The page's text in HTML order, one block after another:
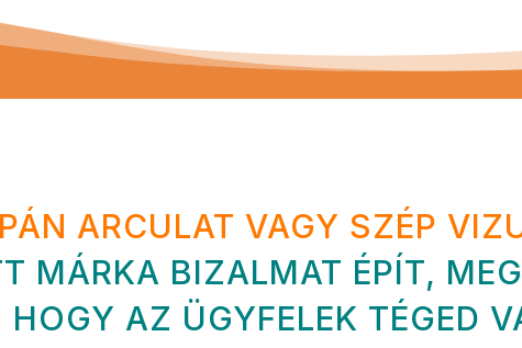
ARCULAT VAGY SZÉP
MÁRKA BIZALMAT ÉPÍT,
AZ ÜGYFELEK TÉGED